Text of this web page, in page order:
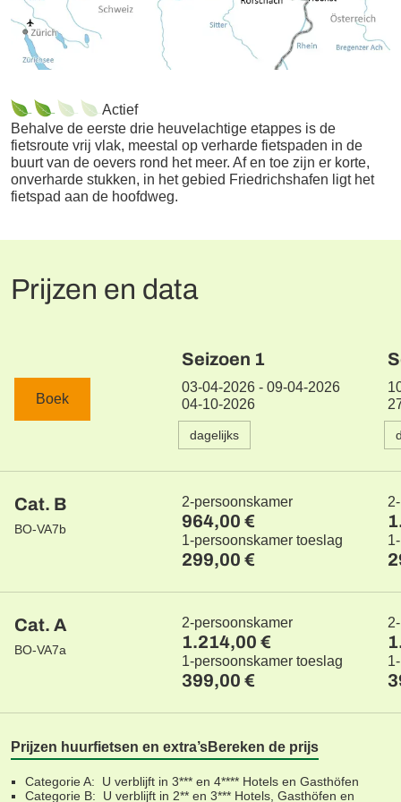
Actief
Behalve de eerste drie heuvelachtige etappes is de
fietsroute vrij vlak, meestal op verharde fietspaden in de
buurt van de oevers rond het meer. Af en toe zijn er korte,
onverharde stukken, in het gebied Friedrichshafen ligt het
fietspad aan de hoofdweg.
Prijzen en data
Boek
Cat. B
BO-VA7b
Cat. A
BO-VA7a
Seizoen 1
03-04-2026 - 09-04-2026
04-10-2026
dagelijks
2-persoonskamer
964,00 €
1-persoonskamer toeslag
299,00 €
2-persoonskamer
1.214,00 €
1-persoonskamer toeslag
399,00 €
Prijzen huurfietsen en extra’sBereken de prijs
Categorie A: U verblijft in 3*** en 4**** Hotels en Gasthöfen
Categorie B: U verblijft in 2** en 3*** Hotels, Gasthöfen en